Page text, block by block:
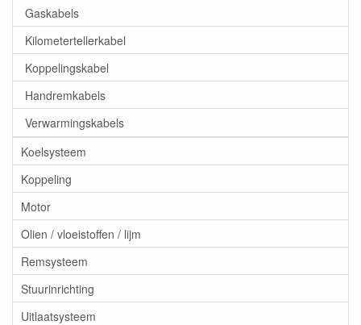
Gaskabels
Kilometertellerkabel
Koppelingskabel
Handremkabels
Verwarmingskabels
Koelsysteem
Koppeling
Motor
Olien / vloeistoffen / lijm
Remsysteem
Stuurinrichting
Uitlaatsysteem